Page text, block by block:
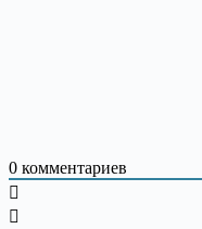
0 комментариев